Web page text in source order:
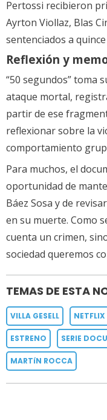
Pertossi recibieron
Ayrton Viollaz, Blas
sentenciados a
Reflexión y
“50 segundos” toma
ataque mortal,
partir de ese
reflexionar sobre la
comportamiento
Para muchos, el
oportunidad de
Báez Sosa y de
en su muerte. Como
cuenta un crimen,
sociedad queremos
TEMAS DE ESTA
VILLA GESELL NETFLIX
ESTRENO SERIE
MARTíN ROCCA